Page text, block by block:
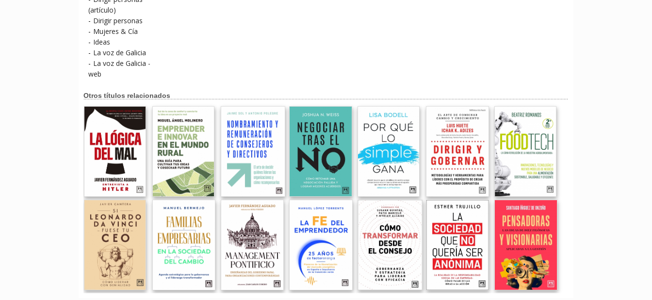
(artículo)
- Dirigir personas
- Mujeres & Cía
- Ideas
- La voz de Galicia
- La voz de Galicia -
web
Otros títulos relacionados